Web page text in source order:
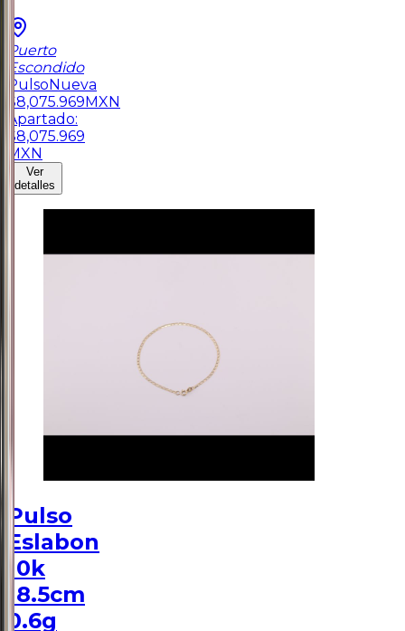
Puerto
Escondido
PulsoNueva
$8,075.969MXN
Apartado:
$8,075.969
MXN
Ver
detalles
Pulso
Eslabon
10k
18.5cm
0.6g